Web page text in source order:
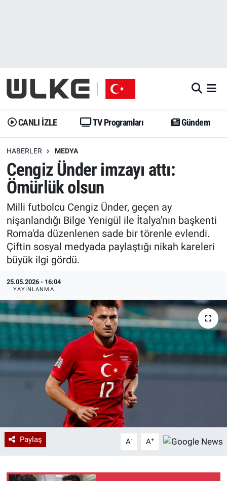
CANLI İZLE TV Programları Gündem
HABERLER MEDYA
Cengiz Ünder imzayı attı:
Ömürlük olsun
Milli futbolcu Cengiz Ünder, geçen ay
nişanlandığı Bilge Yenigül ile İtalya'nın başkenti
Roma'da düzenlenen sade bir törenle evlendi.
Çiftin sosyal medyada paylaştığı nikah kareleri
büyük ilgi gördü.
25.05.2026 - 16:04
YAYINLANMA
Paylaş A- A+
Gündem
Dünya
Erişim Bilgileri
Ekonomi
Trend
Özel Haberler
Gündem
Trend
Erişim Bilgileri
Spor
Ekonomi
Dünya
Kadın
Erişim Bilgileri
Sağlık
Teknoloji
Ramazan
İstanbul Namaz Vakitleri
Trafik Durumu
Erişim Bilgileri
Tüm Manşetler
Son Dakika Haberleri
Haber Arşivi